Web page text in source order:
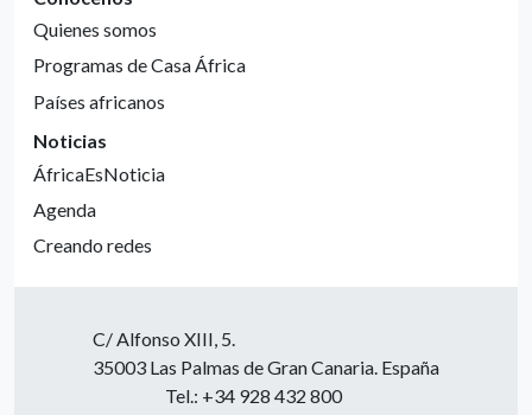
Quienes somos
Programas de Casa África
Países africanos
Noticias
ÁfricaEsNoticia
Agenda
Creando redes
C/ Alfonso XIII, 5.
35003 Las Palmas de Gran Canaria. España
Tel.: +34 928 432 800